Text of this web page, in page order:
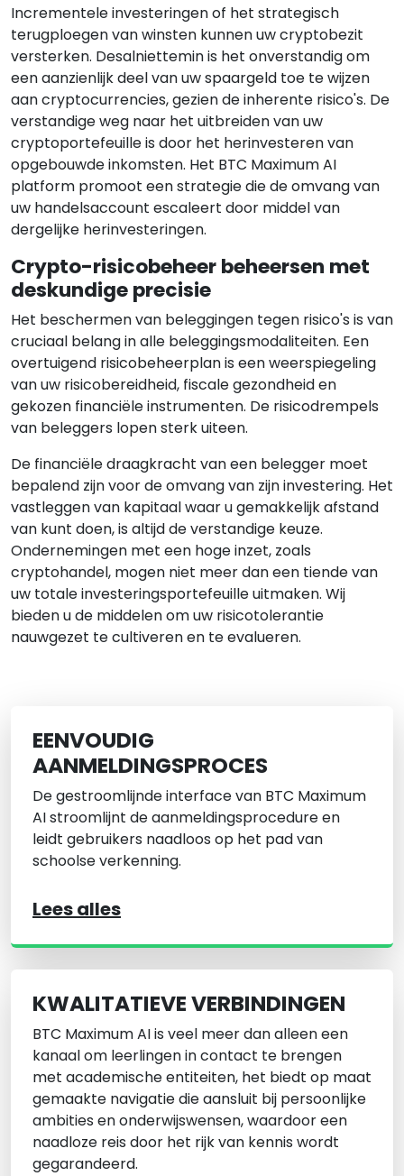
Incrementele investeringen of het strategisch
terugploegen van winsten kunnen uw cryptobezit
versterken. Desalniettemin is het onverstandig om
een aanzienlijk deel van uw spaargeld toe te wijzen
aan cryptocurrencies, gezien de inherente risico's. De
verstandige weg naar het uitbreiden van uw
cryptoportefeuille is door het herinvesteren van
opgebouwde inkomsten. Het BTC Maximum AI
platform promoot een strategie die de omvang van
uw handelsaccount escaleert door middel van
dergelijke herinvesteringen.
Crypto-risicobeheer beheersen met
deskundige precisie
Het beschermen van beleggingen tegen risico's is van
cruciaal belang in alle beleggingsmodaliteiten. Een
overtuigend risicobeheerplan is een weerspiegeling
van uw risicobereidheid, fiscale gezondheid en
gekozen financiële instrumenten. De risicodrempels
van beleggers lopen sterk uiteen.
De financiële draagkracht van een belegger moet
bepalend zijn voor de omvang van zijn investering. Het
vastleggen van kapitaal waar u gemakkelijk afstand
van kunt doen, is altijd de verstandige keuze.
Ondernemingen met een hoge inzet, zoals
cryptohandel, mogen niet meer dan een tiende van
uw totale investeringsportefeuille uitmaken. Wij
bieden u de middelen om uw risicotolerantie
nauwgezet te cultiveren en te evalueren.
EENVOUDIG
AANMELDINGSPROCES
De gestroomlijnde interface van BTC Maximum
AI stroomlijnt de aanmeldingsprocedure en
leidt gebruikers naadloos op het pad van
schoolse verkenning.
Lees alles
KWALITATIEVE VERBINDINGEN
BTC Maximum AI is veel meer dan alleen een
kanaal om leerlingen in contact te brengen
met academische entiteiten, het biedt op maat
gemaakte navigatie die aansluit bij persoonlijke
ambities en onderwijswensen, waardoor een
naadloze reis door het rijk van kennis wordt
gegarandeerd.